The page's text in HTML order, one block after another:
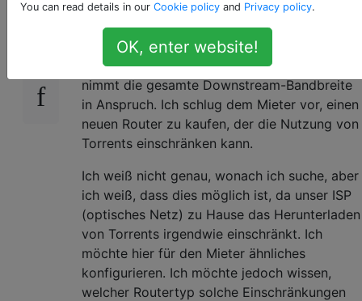
0
In dem gemieteten Zimmer haben wir für
ungefähr 20 Personen VDSL-Internet geteilt.
Ein Idiot lädt jedoch Torrents herunter und
nimmt die gesamte Downstream-Bandbreite
in Anspruch. Ich schlug dem Mieter vor, einen
neuen Router zu kaufen, der die Nutzung von
Torrents einschränken kann.
Ich weiß nicht genau, wonach ich suche, aber
ich weiß, dass dies möglich ist, da unser ISP
(optisches Netz) zu Hause das Herunterladen
von Torrents irgendwie einschränkt. Ich
möchte hier für den Mieter ähnliches
konfigurieren. Ich möchte jedoch wissen,
welcher Routertyp solche Einschränkungen
You can read details in our Cookie policy and Privacy policy.
OK, enter website!